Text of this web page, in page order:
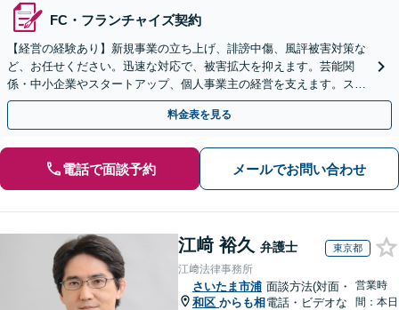
FC・フランチャイズ契約
【経営の経験あり】新規事業の立ち上げ、誹謗中傷、風評被害対策な
ど、お任せください。迅速な対応で、被害拡大を抑えます。芸能関
係・中小企業やスタートアップ、個人事業主の経営を支えます。スポ
ット・顧問契約いずれも対応可。【表参道駅から徒歩3分】
料金表を見る
電話で面談予約 メールでお問い合わせ
江﨑 裕久 弁護士 東京都
江﨑法律事務所
さいたま市浦
和区 からも相
面談方法(対面・
電話・ビデオな
営業時
間：本日